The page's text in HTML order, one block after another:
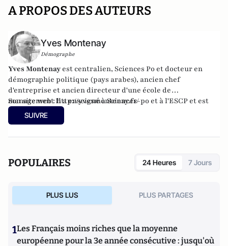
A PROPOS DES AUTEURS
Yves Montenay
Démographe
Yves Montenay est centralien, Sciences Po et docteur en
démographie politique (pays arabes), ancien chef
d'entreprise et ancien directeur d'une école de
managementIl a enseigné à Sciences-po et à l'ESCP et est
actuellement blogueur et enseignant au géopolitique
Son site web :http://yvesmontenay.fr/
SUIVRE
POPULAIRES 24 Heures 7 Jours
PLUS LUS PLUS PARTAGES
1Les Français moins riches que la moyenne
européenne pour la 3e année consécutive : jusqu'où